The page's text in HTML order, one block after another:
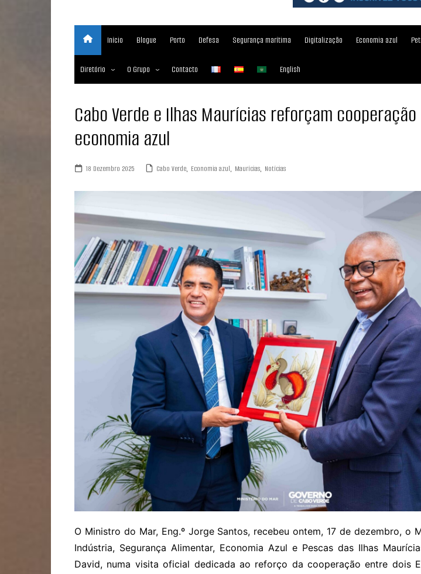
Início Blogue Porto Defesa Segurança marítima Digitalização Economia azul
Diretório O Grupo
Nossos Serviços
Media Partner 2019 – 2023
Contacto English
Cabo Verde e Ilhas Maurícias reforçam cooperação
economia azul
18 Dezembro 2025 Cabo Verde, Economia azul, Maurícias, Notícias
O Ministro do Mar, Eng.º Jorge Santos, recebeu ontem, 17 de dezembro, o
Indústria, Segurança Alimentar, Economia Azul e Pescas das Ilhas
David, numa visita oficial dedicada ao reforço da cooperação entre dois